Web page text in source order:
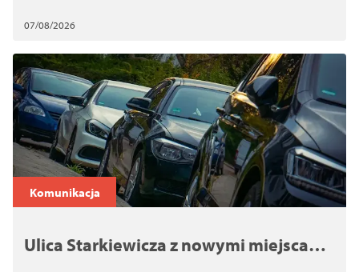
07/08/2026
Komunikacja
Ulica Starkiewicza z nowymi miejscami